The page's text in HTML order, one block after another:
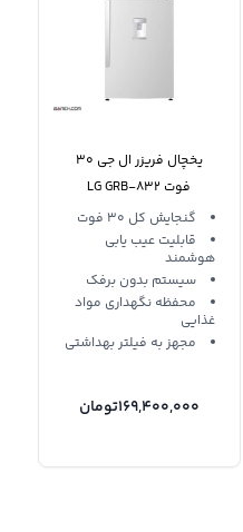
یخچال فریزر ال جی 30
فوت LG GRB-832
گنجایش کل 30 فوت
قابلیت عیب ‌یابی
هوشمند
سیستم بدون برفک
محفظه نگهداری مواد
غذایی
مجهز به فیلتر بهداشتی
169,400,000تومان